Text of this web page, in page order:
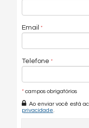
Email
Telefone
* campos obrigatórios
Ao enviar você está
privacidade.